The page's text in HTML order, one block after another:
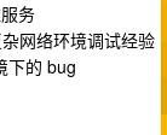
务
网络环境调试经验
下的 bug